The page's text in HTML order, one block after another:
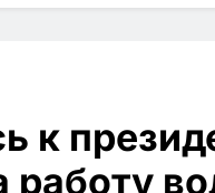
к
работу